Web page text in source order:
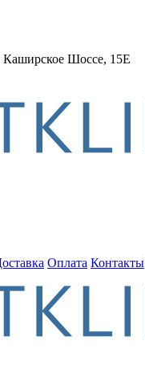
Шоссе, 15Е
Оплата Контакты